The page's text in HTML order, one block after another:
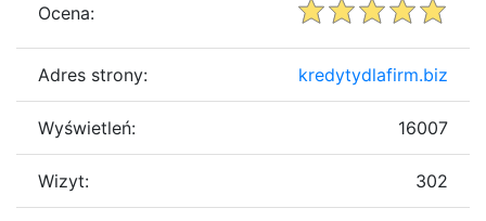
Ocena:
Adres strony: kredytydlafirm.biz
Wyświetleń: 16007
Wizyt: 302